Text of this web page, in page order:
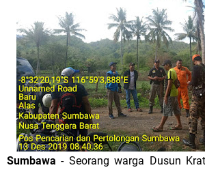
Sumbawa - Seorang warga Dusun